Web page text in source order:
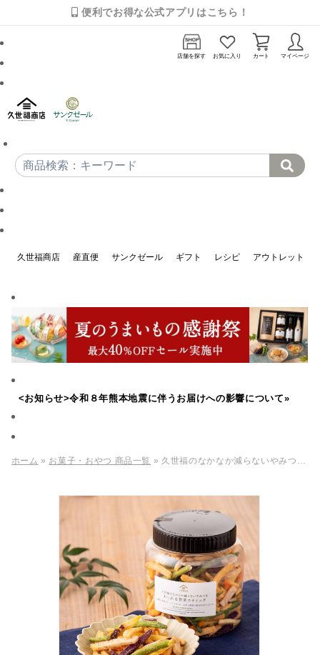
便利でお得な公式アプリはこちら！
店舗を探す お気に入り カート マイページ
久世福商店 産直便 サンクゼール ギフト レシピ アウトレット
<お知らせ>令和８年熊本地震に伴うお届けへの影響について»
ホーム » お菓子・おやつ 商品一覧 » 久世福のなかなか減らないやみつき あられ＆野菜スティック 250g